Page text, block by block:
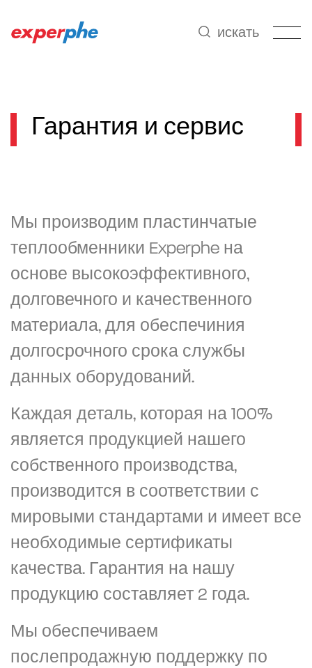
искать
Гарантия и сервис
Мы производим пластинчатые
теплообменники Experphe на
основе высокоэффективного,
долговечного и качественного
материала, для обеспечиния
долгосрочного срока службы
данных оборудований.
Каждая деталь, которая на 100%
является продукцией нашего
собственного производства,
производится в соответствии с
мировыми стандартами и имеет все
необходимые сертификаты
качества. Гарантия на нашу
продукцию составляет 2 года.
Мы обеспечиваем
послепродажную поддержку по